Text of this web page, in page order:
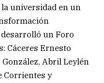
universidad en un
un Foro
Cáceres Ernesto
Abril Leylén
Corrientes y